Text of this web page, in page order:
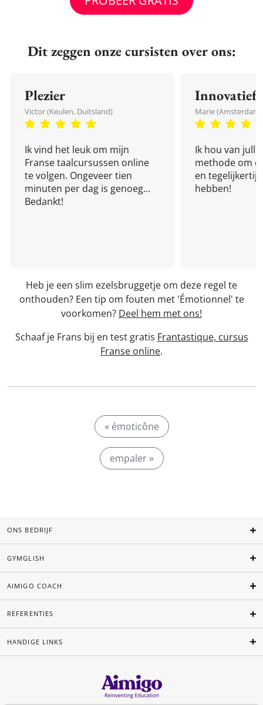
Dit zeggen onze cursisten over ons:
Plezier
Victor (Keulen, Duitsland)
Ik vind het leuk om mijn
Franse taalcursussen online
te volgen. Ongeveer tien
minuten per dag is genoeg...
Bedankt!
Innovatief
Marie
Ik hou van
methode om
en
hebben!
Heb je een slim ezelsbruggetje om deze regel te
onthouden? Een tip om fouten met 'Émotionnel' te
voorkomen? Deel hem met ons!
Schaaf je Frans bij en test gratis Frantastique, cursus
Franse online.
« émoticône
empaler »
ONS BEDRIJF
GYMGLISH
AIMIGO COACH
REFERENTIES
HANDIGE LINKS